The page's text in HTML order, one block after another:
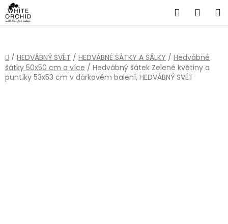
Přejít
na
obsah
Hledat
Domů
/ HEDVÁBNÝ SVĚT / HEDVÁBNÉ ŠÁTKY A ŠÁLKY / Hedvábné
šátky 50x50 cm a více / Hedvábný šátek Zelené květiny a
puntíky 53x53 cm v dárkovém balení, HEDVÁBNÝ SVĚT